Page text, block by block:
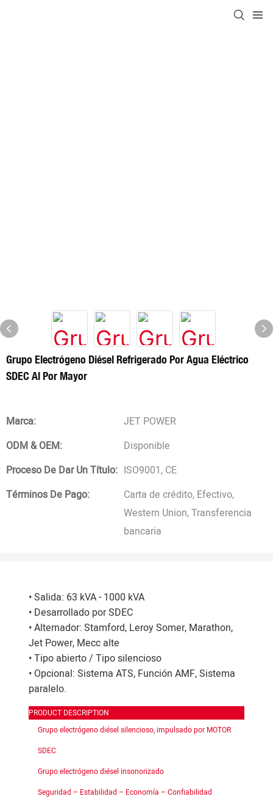
Grupo Electrógeno Diésel Refrigerado Por Agua Eléctrico
SDEC Al Por Mayor
Marca:
JET POWER
ODM & OEM:
Disponible
Proceso De Dar Un Título: ISO9001, CE
Términos De Pago:
Carta de crédito, Efectivo,
Western Union, Transferencia
bancaria
• Salida: 63 kVA - 1000 kVA
• Desarrollado por SDEC
• Alternador: Stamford, Leroy Somer, Marathon,
Jet Power, Mecc alte
• Tipo abierto / Tipo silencioso
• Opcional: Sistema ATS, Función AMF, Sistema
paralelo.
PRODUCT DESCRIPTION
Grupo electrógeno diésel silencioso, impulsado por MOTOR
SDEC
Grupo electrógeno diésel insonorizado
Seguridad – Estabilidad – Economía – Confiabilidad